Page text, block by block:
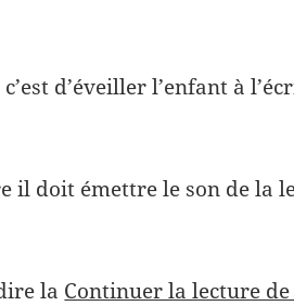
c’est d’éveiller l’enfant à
il doit émettre le son de la
la Continuer la lecture de